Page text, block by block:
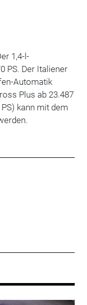
1,4-l-
PS. Der Italiener
Automatik
Plus ab 23.487
kann mit dem